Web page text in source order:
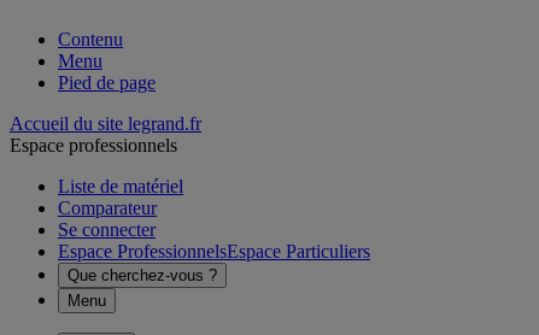
Contenu
Menu
Pied de page
Accueil du site legrand.fr
Espace professionnels
Liste de matériel
Comparateur
Se connecter
Espace ProfessionnelsEspace Particuliers
Que cherchez-vous ?
Menu